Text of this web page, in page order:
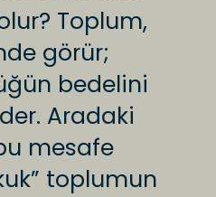
Toplum,
görür;
bedelini
Aradaki
mesafe
toplumun